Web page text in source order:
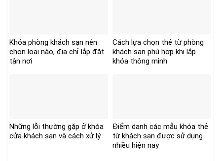
Khóa phòng khách sạn nên
chọn loại nào, địa chỉ lắp đặt
tận nơi
Cách lựa chọn thẻ từ phòng
khách sạn phù hợp khi lắp
khóa thông minh
Những lỗi thường gặp ở khóa
cửa khách sạn và cách xử lý
Điểm danh các mẫu khóa thẻ
từ khách sạn được sử dụng
nhiều hiện nay